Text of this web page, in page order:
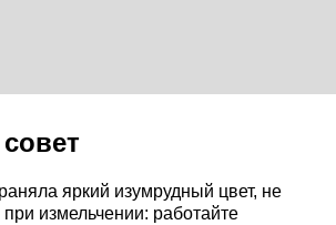
яркий изумрудный цвет, не
измельчении: работайте